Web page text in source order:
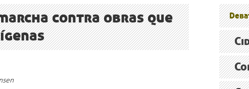
contra obras que
reformas